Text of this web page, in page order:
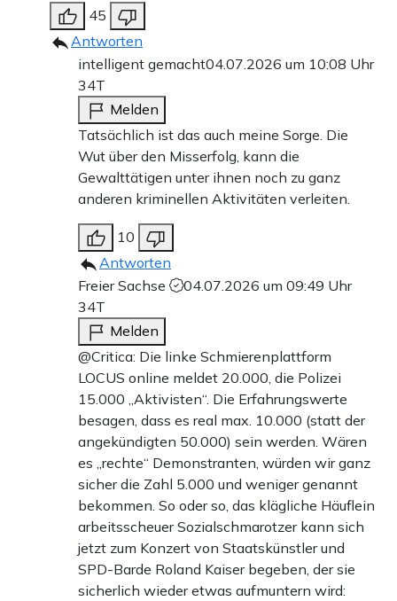
45
Antworten
intelligent gemacht04.07.2026 um 10:08 Uhr
34T
Melden
Tatsächlich ist das auch meine Sorge. Die
Wut über den Misserfolg, kann die
Gewalttätigen unter ihnen noch zu ganz
anderen kriminellen Aktivitäten verleiten.
10
Antworten
Freier Sachse
04.07.2026 um 09:49 Uhr
34T
Melden
@Critica: Die linke Schmierenplattform
LOCUS online meldet 20.000, die Polizei
15.000 „Aktivisten“. Die Erfahrungswerte
besagen, dass es real max. 10.000 (statt der
angekündigten 50.000) sein werden. Wären
es „rechte“ Demonstranten, würden wir ganz
sicher die Zahl 5.000 und weniger genannt
bekommen. So oder so, das klägliche Häuflein
arbeitsscheuer Sozialschmarotzer kann sich
jetzt zum Konzert von Staatskünstler und
SPD-Barde Roland Kaiser begeben, der sie
sicherlich wieder etwas aufmuntern wird: